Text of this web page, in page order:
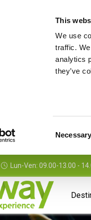
This
We use
traffic.
analytics
they’ve
Necessary
Lun-Ven: 09.00-13.00 -
Servizi Info